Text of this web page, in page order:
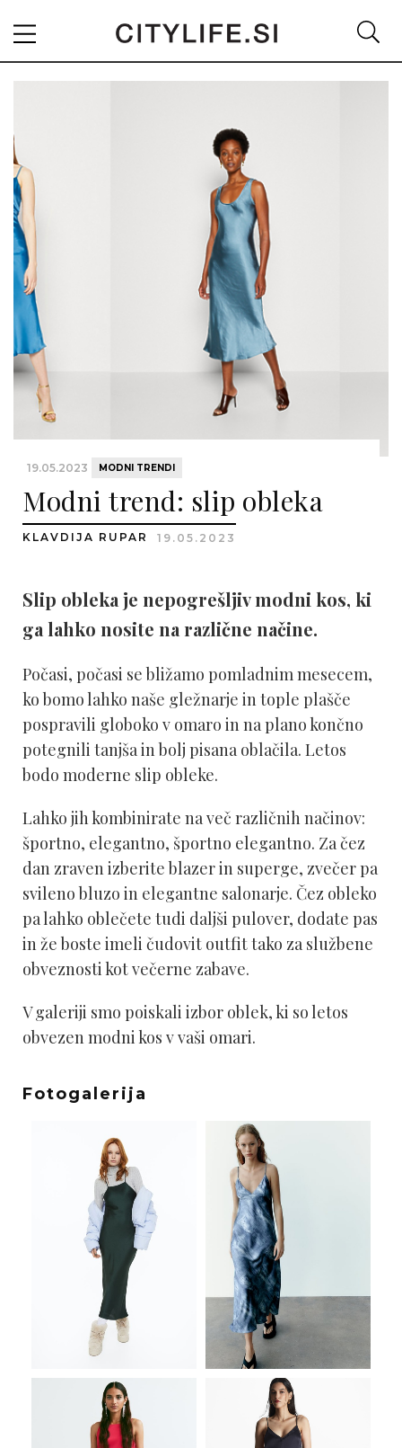
19.05.2023 MODNI TRENDI
Modni trend: slip obleka
KLAVDIJA RUPAR 19.05.2023
Slip obleka je nepogrešljiv modni kos, ki
ga lahko nosite na različne načine.
Počasi, počasi se bližamo pomladnim mesecem,
ko bomo lahko naše gležnarje in tople plašče
pospravili globoko v omaro in na plano končno
potegnili tanjša in bolj pisana oblačila. Letos
bodo moderne slip obleke.
Lahko jih kombinirate na več različnih načinov:
športno, elegantno, športno elegantno. Za čez
dan zraven izberite blazer in superge, zvečer pa
svileno bluzo in elegantne salonarje. Čez obleko
pa lahko oblečete tudi daljši pulover, dodate pas
in že boste imeli čudovit outfit tako za službene
obveznosti kot večerne zabave.
V galeriji smo poiskali izbor oblek, ki so letos
obvezen modni kos v vaši omari.
Fotogalerija